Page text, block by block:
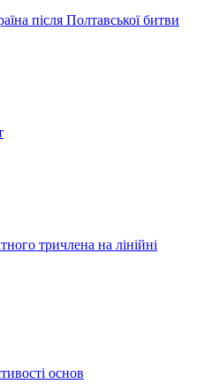
після Полтавської битви
тричлена на лінійні
основ